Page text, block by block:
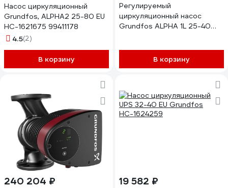
Насос циркуляционный
Grundfos, ALPHA2 25-80 EU
НС-1621675 99411178
4.5(2)
В корзину
Регулируемый
циркуляционный насос
Grundfos ALPHA 1L 25-40
В корзину
240 204 ₽ 19 582 ₽